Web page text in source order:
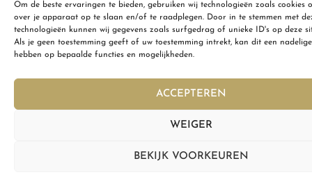
Om de beste ervaringen te bieden, gebruiken wij technologieën zoals cookies
over je apparaat op te slaan en/of te raadplegen. Door in te stemmen met
technologieën kunnen wij gegevens zoals surfgedrag of unieke ID's op deze
Als je geen toestemming geeft of uw toestemming intrekt, kan dit een
hebben op bepaalde functies en mogelijkheden.
ACCEPTEREN
WEIGER
BEKIJK VOORKEUREN